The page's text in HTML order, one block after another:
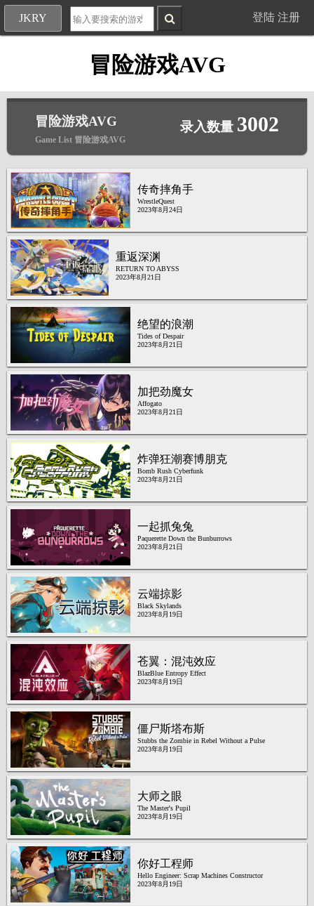
JKRY 登陆 注册
冒险游戏AVG
冒险游戏AVG
Game List 冒险游戏AVG
录入数量 3002
传奇摔角手
WrestleQuest
2023年8月24日
重返深渊
RETURN TO ABYSS
2023年8月21日
绝望的浪潮
Tides of Despair
2023年8月21日
加把劲魔女
Affogato
2023年8月21日
炸弹狂潮赛博朋克
Bomb Rush Cyberfunk
2023年8月21日
一起抓兔兔
Paquerette Down the Bunburrows
2023年8月21日
云端掠影
Black Skylands
2023年8月19日
苍翼：混沌效应
BlazBlue Entropy Effect
2023年8月19日
僵尸斯塔布斯
Stubbs the Zombie in Rebel Without a Pulse
2023年8月19日
大师之眼
The Master's Pupil
2023年8月19日
你好工程师
Hello Engineer: Scrap Machines Constructor
2023年8月19日